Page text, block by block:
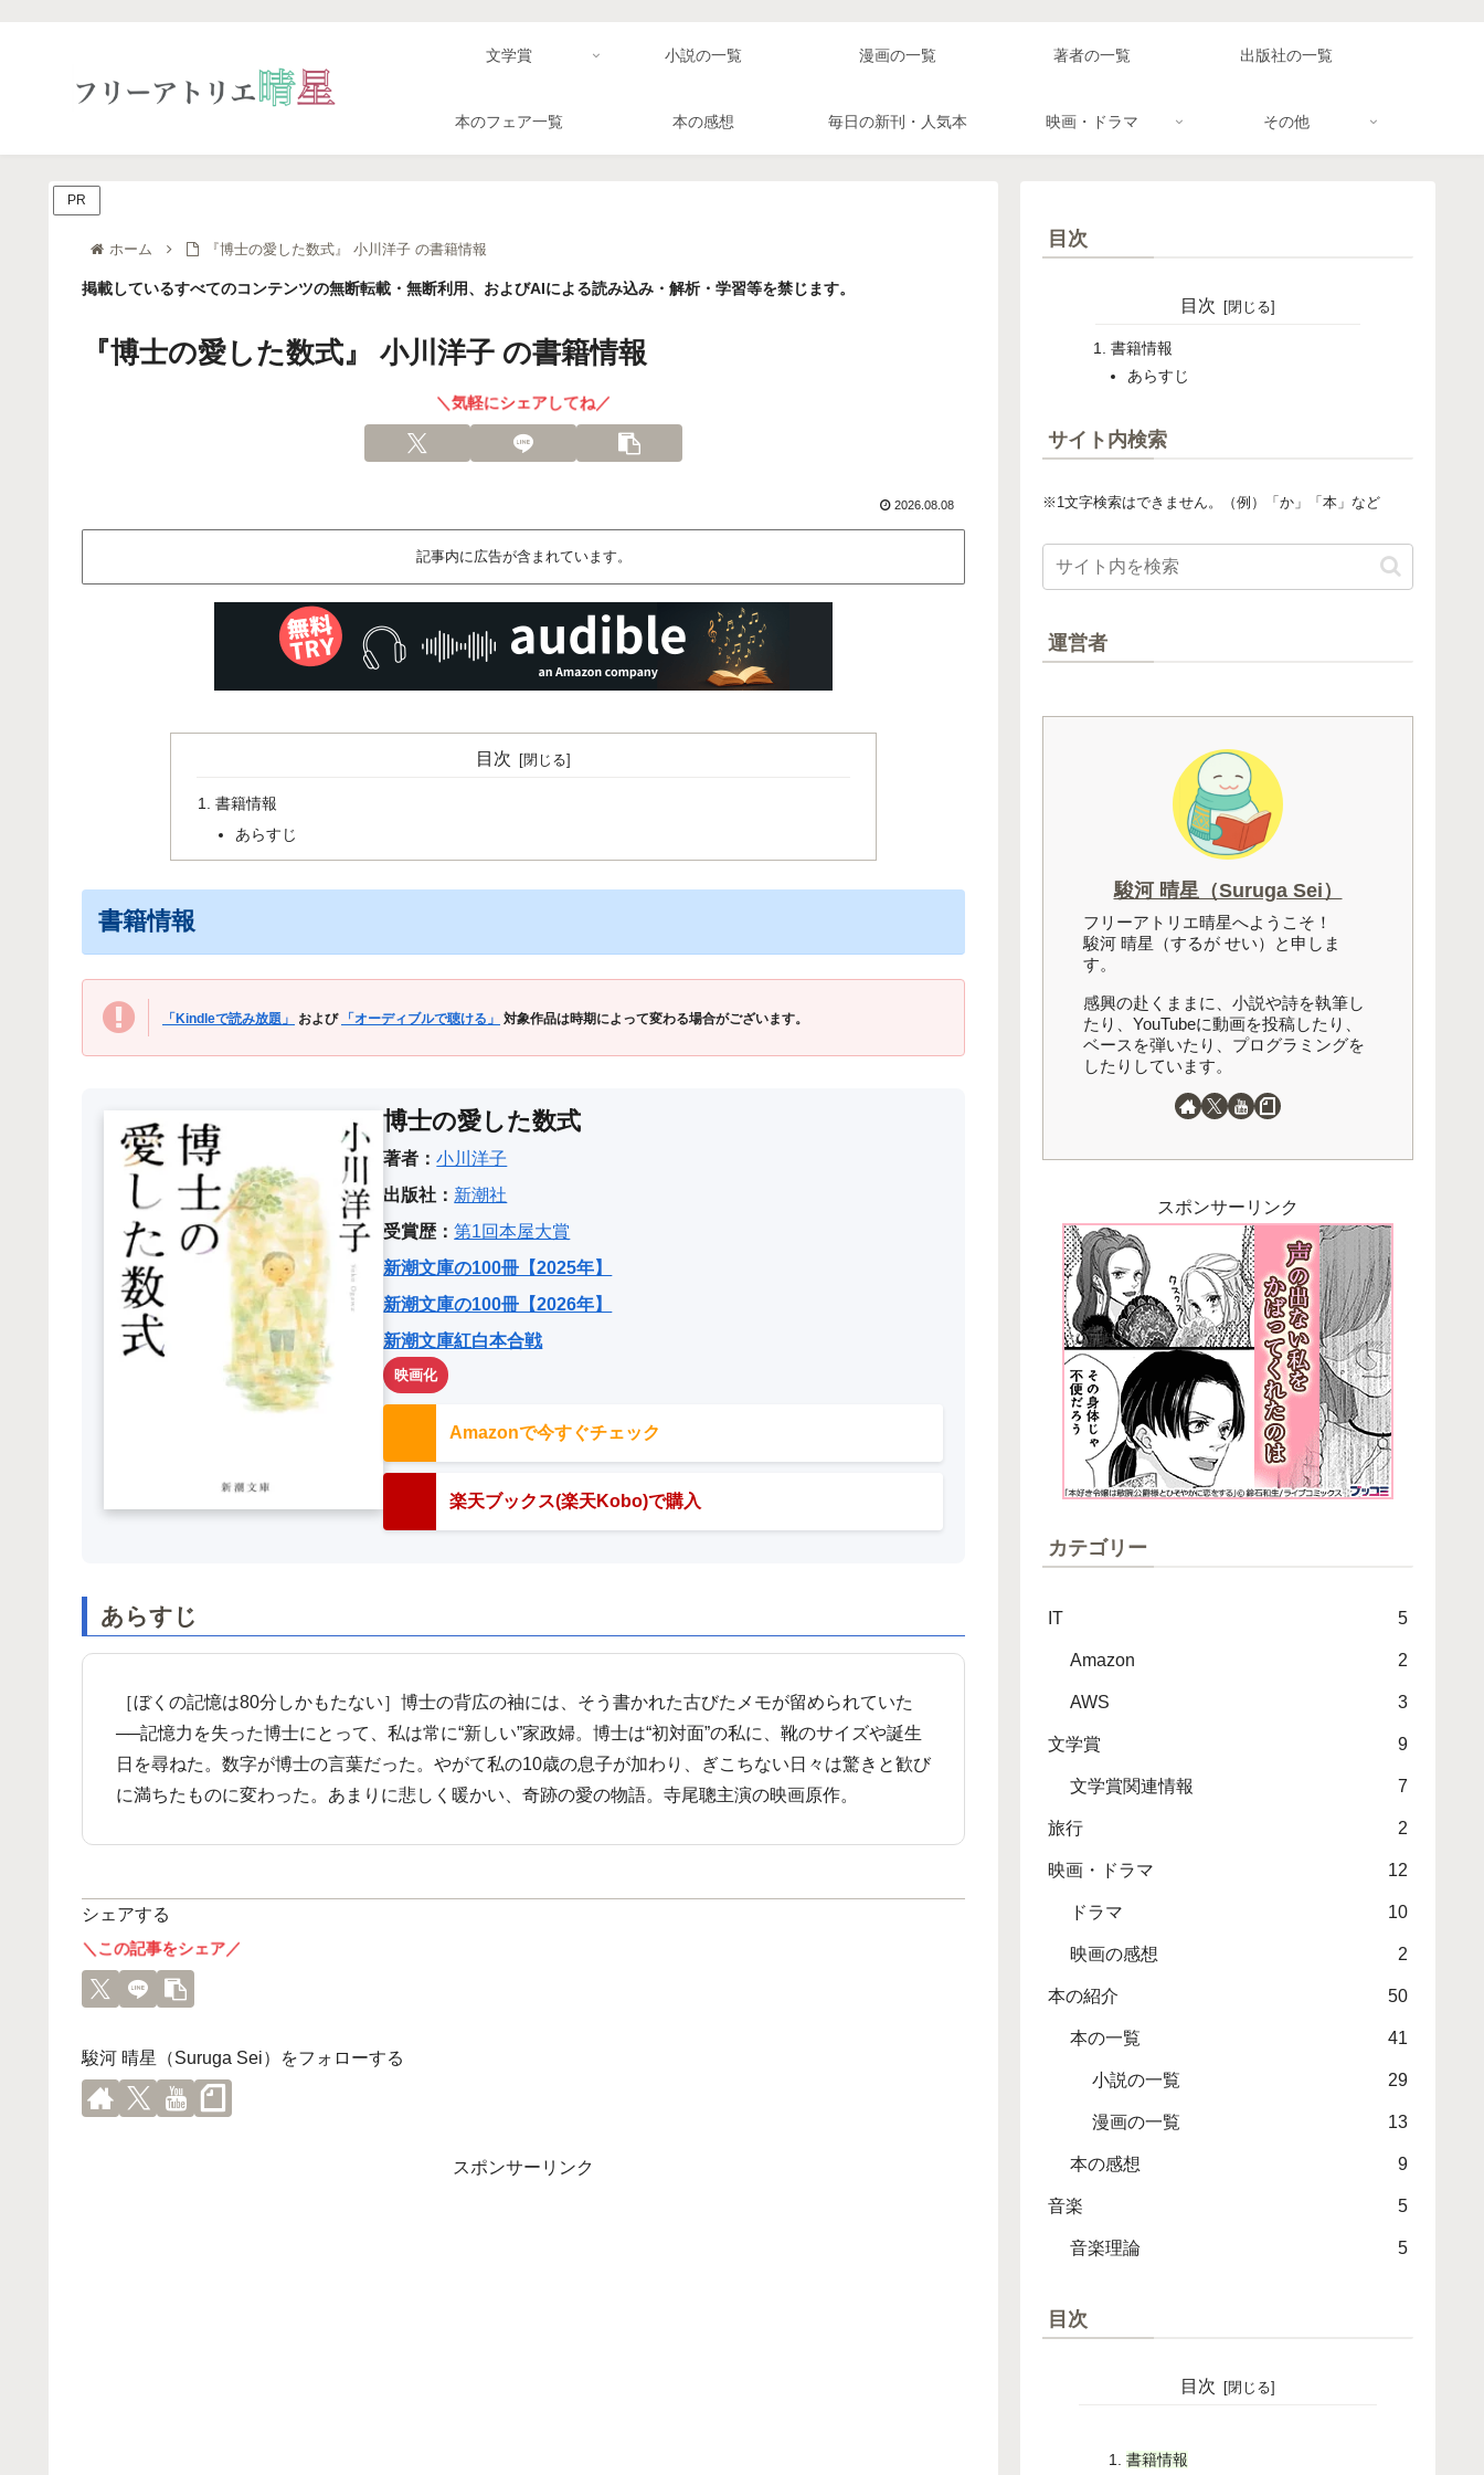
文学賞 小説の一覧 漫画の一覧 著者の一覧 出版社の一覧
本のフェア一覧 本の感想 毎日の新刊・人気本 映画・ドラマ その他
ホーム 『博士の愛した数式』 小川洋子 の書籍情報
掲載しているすべてのコンテンツの無断転載・無断利用、およびAIによる読み込み・解析・学習等を禁じます。
『博士の愛した数式』 小川洋子 の書籍情報
＼気軽にシェアしてね／
2026.08.08
記事内に広告が含まれています。
PR
目次
書籍情報
あらすじ
書籍情報
「Kindleで読み放題」 および 「オーディブルで聴ける」 対象作品は時期によって変わる場合がございます。
博士の愛した数式
著者：小川洋子
出版社： 新潮社
受賞歴：第1回本屋大賞
新潮文庫の100冊【2025年】
新潮文庫の100冊【2026年】
新潮文庫紅白本合戦
映画化
Amazonで今すぐチェック
楽天ブックス(楽天Kobo)で購入
あらすじ
［ぼくの記憶は80分しかもたない］博士の背広の袖には、そう書かれた古びたメモが留められていた
──記憶力を失った博士にとって、私は常に“新しい”家政婦。博士は“初対面”の私に、靴のサイズや誕生
日を尋ねた。数字が博士の言葉だった。やがて私の10歳の息子が加わり、ぎこちない日々は驚きと歓び
に満ちたものに変わった。あまりに悲しく暖かい、奇跡の愛の物語。寺尾聰主演の映画原作。
シェアする
＼この記事をシェア／
駿河 晴星（Suruga Sei）をフォローする
スポンサーリンク
目次
目次
書籍情報
あらすじ
サイト内検索
※1文字検索はできません。（例）「か」「本」など
運営者
駿河 晴星（Suruga Sei）
フリーアトリエ晴星へようこそ！
駿河 晴星（するが せい）と申しま
す。
感興の赴くままに、小説や詩を執筆し
たり、YouTubeに動画を投稿したり、
ベースを弾いたり、プログラミングを
したりしています。
スポンサーリンク
カテゴリー
IT 5
Amazon 2
AWS 3
文学賞 9
文学賞関連情報 7
旅行 2
映画・ドラマ 12
ドラマ 10
映画の感想 2
本の紹介 50
本の一覧 41
小説の一覧 29
漫画の一覧 13
本の感想 9
音楽 5
音楽理論 5
目次
目次
書籍情報